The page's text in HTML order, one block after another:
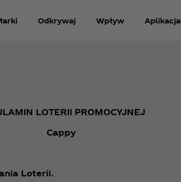
Odkrywaj Wpływ Aplikacja
LOTERII PROMOCYJNEJ
Cappy
Loterii.